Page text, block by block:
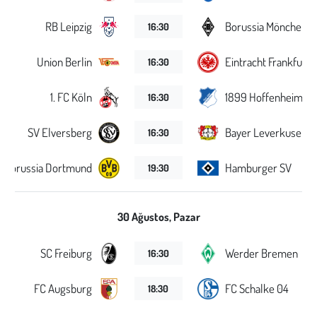
RB Leipzig 16:30 Borussia
Union Berlin 16:30 Eintracht Frankfurt
1. FC Köln 16:30 1899 Hoffenheim
SV Elversberg 16:30 Bayer Leverkusen
Borussia Dortmund 19:30 Hamburger SV
30 Ağustos, Pazar
SC Freiburg 16:30 Werder Bremen
FC Augsburg 18:30 FC Schalke 04
Eğlence